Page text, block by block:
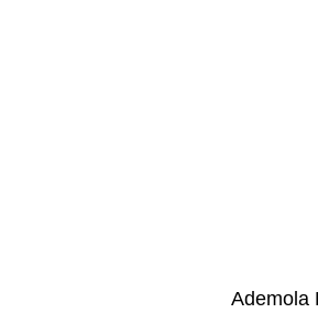
Ademola